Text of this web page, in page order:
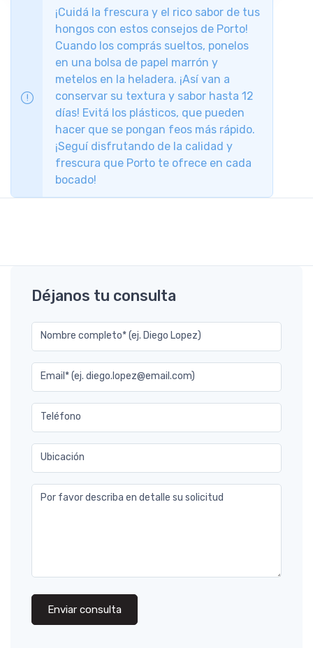
¡Cuidá la frescura y el rico sabor de tus
hongos con estos consejos de Porto!
Cuando los comprás sueltos, ponelos
en una bolsa de papel marrón y
metelos en la heladera. ¡Así van a
conservar su textura y sabor hasta 12
días! Evitá los plásticos, que pueden
hacer que se pongan feos más rápido.
¡Seguí disfrutando de la calidad y
frescura que Porto te ofrece en cada
bocado!
Déjanos tu consulta
Nombre completo* (ej. Diego Lopez)
Email* (ej. diego.lopez@email.com)
Teléfono
Ubicación
Por favor describa en detalle su solicitud
Enviar consulta